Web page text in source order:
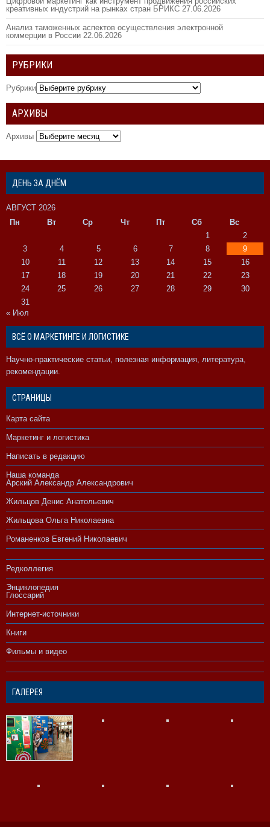
креативных индустрий на рынках стран БРИКС 27.06.2026
Анализ таможенных аспектов осуществления электронной
коммерции в России 22.06.2026
РУБРИКИ
Рубрики
АРХИВЫ
Архивы
ДЕНЬ ЗА ДНЁМ
АВГУСТ 2026
Пн
Вт Ср Чт Пт Сб
Вс
1
2
3
4 5 6 7 8
9
10
11 12 13 14 15
16
17
18 19 20 21 22
23
24
25 26 27 28 29
30
31
« Июл
ВСЁ О МАРКЕТИНГЕ И ЛОГИСТИКЕ
Научно-практические статьи, полезная информация, литература,
рекомендации.
СТРАНИЦЫ
Карта сайта
Маркетинг и логистика
Написать в редакцию
Наша команда
Арский Александр Александрович
Жильцов Денис Анатольевич
Жильцова Ольга Николаевна
Романенков Евгений Николаевич
Редколлегия
Энциклопедия
Глоссарий
Интернет-источники
Книги
Фильмы и видео
ГАЛЕРЕЯ